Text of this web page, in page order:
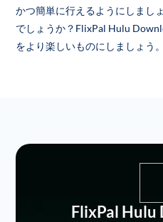
かつ簡単に行えるようにしまし
でしょうか？FlixPal Hulu
をより楽しいものにしましょう。
FlixPal Hulu